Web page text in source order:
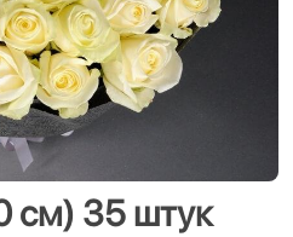
см) 35 штук